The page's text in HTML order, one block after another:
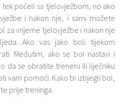
počeli sa tjelovježbom, no ako
i nakon nje, i sami možete
za vrijeme tjelovježbe i nakon nje
Ako vas jako boli tijekom
Međutim, ako se bol nastavi i
da se obratite treneru ili liječniku
vam pomoći. Kako bi izbjegli bol,
prije treninga.